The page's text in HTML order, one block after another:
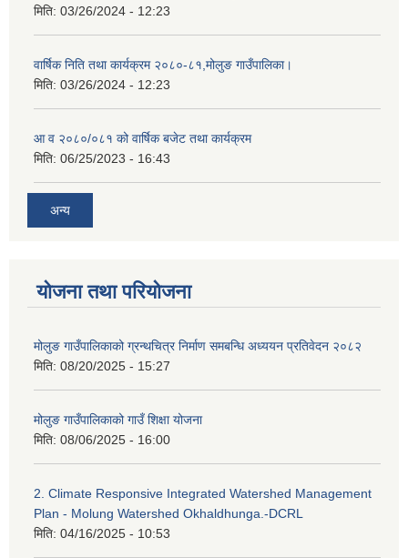
मिति: 03/26/2024 - 12:23
वार्षिक निति तथा कार्यक्रम २०८०-८१,मोलुङ गाउँपालिका।
मिति: 03/26/2024 - 12:23
आ व २०८०/०८१ को वार्षिक बजेट तथा कार्यक्रम
मिति: 06/25/2023 - 16:43
अन्य
योजना तथा परियोजना
मोलुङ गाउँपालिकाको ग्रन्थचित्र निर्माण समबन्धि अध्ययन प्रतिवेदन २०८२
मिति: 08/20/2025 - 15:27
मोलुङ गाउँपालिकाको गाउँ शिक्षा योजना
मिति: 08/06/2025 - 16:00
2. Climate Responsive Integrated Watershed Management
Plan - Molung Watershed Okhaldhunga.-DCRL
मिति: 04/16/2025 - 10:53